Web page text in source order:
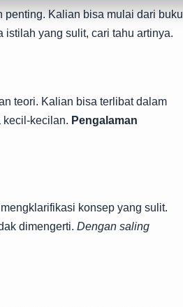
penting. Kalian bisa mulai dari buku
yang sulit, cari tahu artinya.
teori. Kalian bisa terlibat dalam
kecil-kecilan. Pengalaman
konsep yang sulit.
dimengerti. Dengan saling